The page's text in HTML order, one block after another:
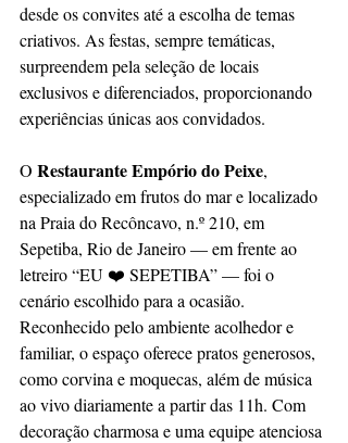
desde os convites até a escolha de temas
criativos. As festas, sempre temáticas,
surpreendem pela seleção de locais
exclusivos e diferenciados, proporcionando
experiências únicas aos convidados.
O Restaurante Empório do Peixe,
especializado em frutos do mar e localizado
na Praia do Recôncavo, n.º 210, em
Sepetiba, Rio de Janeiro — em frente ao
letreiro “EU ❤️ SEPETIBA” — foi o
cenário escolhido para a ocasião.
Reconhecido pelo ambiente acolhedor e
familiar, o espaço oferece pratos generosos,
como corvina e moquecas, além de música
ao vivo diariamente a partir das 11h. Com
decoração charmosa e uma equipe atenciosa